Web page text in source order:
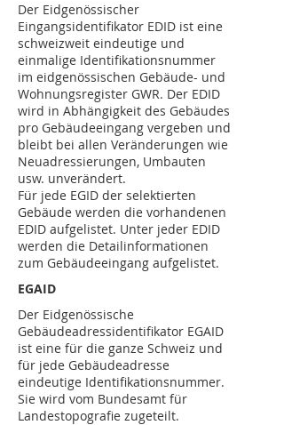
Der Eidgenössischer
Eingangsidentifikator EDID ist eine
schweizweit eindeutige und
einmalige Identifikationsnummer
im eidgenössischen Gebäude- und
Wohnungsregister GWR. Der EDID
wird in Abhängigkeit des Gebäudes
pro Gebäudeeingang vergeben und
bleibt bei allen Veränderungen wie
Neuadressierungen, Umbauten
usw. unverändert.
Für jede EGID der selektierten
Gebäude werden die vorhandenen
EDID aufgelistet. Unter jeder EDID
werden die Detailinformationen
zum Gebäudeeingang aufgelistet.
EGAID
Der Eidgenössische
Gebäudeadressidentifikator EGAID
ist eine für die ganze Schweiz und
für jede Gebäudeadresse
eindeutige Identifikationsnummer.
Sie wird vom Bundesamt für
Landestopografie zugeteilt.